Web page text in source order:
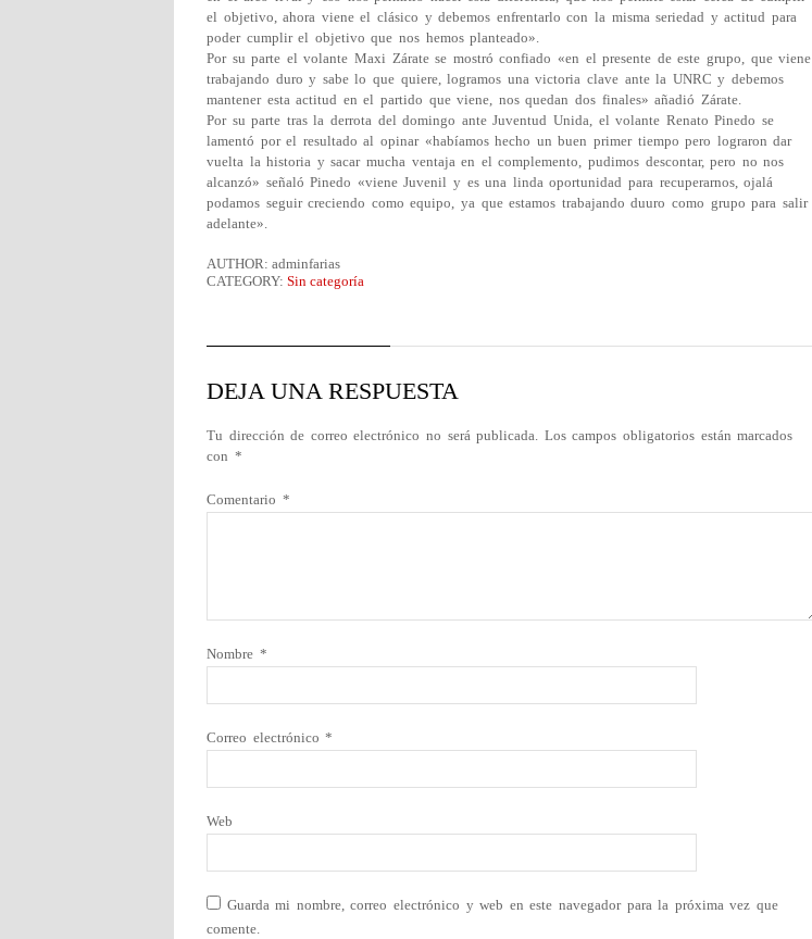
el objetivo, ahora viene el clásico y debemos enfrentarlo con la misma seriedad y actitud para
poder cumplir el objetivo que nos hemos planteado».
Por su parte el volante Maxi Zárate se mostró confiado «en el presente de este grupo, que viene
trabajando duro y sabe lo que quiere, logramos una victoria clave ante la UNRC y debemos
mantener esta actitud en el partido que viene, nos quedan dos finales» añadió Zárate.
Por su parte tras la derrota del domingo ante Juventud Unida, el volante Renato Pinedo se
lamentó por el resultado al opinar «habíamos hecho un buen primer tiempo pero lograron dar
vuelta la historia y sacar mucha ventaja en el complemento, pudimos descontar, pero no nos
alcanzó» señaló Pinedo «viene Juvenil y es una linda oportunidad para recuperarnos, ojalá
podamos seguir creciendo como equipo, ya que estamos trabajando duuro como grupo para salir
adelante».
AUTHOR: adminfarias
CATEGORY: Sin categoría
DEJA UNA RESPUESTA
Tu dirección de correo electrónico no será publicada. Los campos obligatorios están marcados
con *
Comentario *
Nombre *
Correo electrónico*
Web
Guarda mi nombre, correo electrónico y web en este navegador para la próxima vez que
comente.